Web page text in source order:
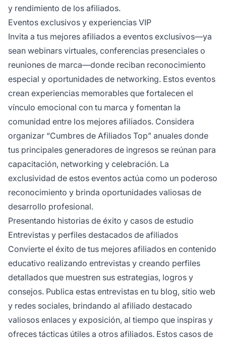
y rendimiento de los afiliados.
Eventos exclusivos y experiencias VIP
Invita a tus mejores afiliados a eventos exclusivos—ya
sean webinars virtuales, conferencias presenciales o
reuniones de marca—donde reciban reconocimiento
especial y oportunidades de networking. Estos eventos
crean experiencias memorables que fortalecen el
vínculo emocional con tu marca y fomentan la
comunidad entre los mejores afiliados. Considera
organizar “Cumbres de Afiliados Top” anuales donde
tus principales generadores de ingresos se reúnan para
capacitación, networking y celebración. La
exclusividad de estos eventos actúa como un poderoso
reconocimiento y brinda oportunidades valiosas de
desarrollo profesional.
Presentando historias de éxito y casos de estudio
Entrevistas y perfiles destacados de afiliados
Convierte el éxito de tus mejores afiliados en contenido
educativo realizando entrevistas y creando perfiles
detallados que muestren sus estrategias, logros y
consejos. Publica estas entrevistas en tu blog, sitio web
y redes sociales, brindando al afiliado destacado
valiosos enlaces y exposición, al tiempo que inspiras y
ofreces tácticas útiles a otros afiliados. Estos casos de